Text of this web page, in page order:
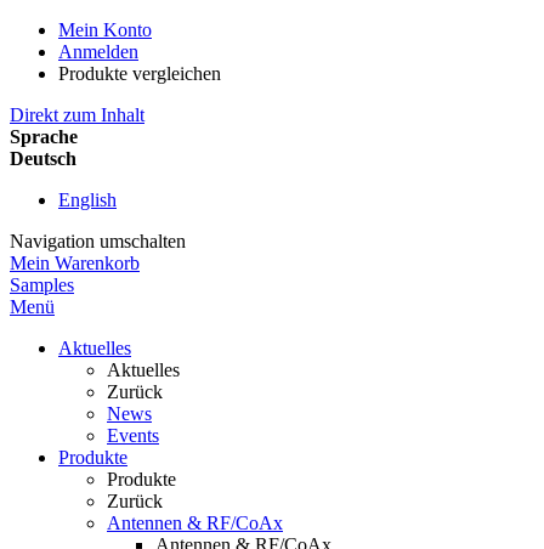
Mein Konto
Anmelden
Produkte vergleichen
Direkt zum Inhalt
Sprache
Deutsch
English
Navigation umschalten
Mein Warenkorb
Samples
Menü
Aktuelles
Aktuelles
Zurück
News
Events
Produkte
Produkte
Zurück
Antennen & RF/CoAx
Antennen & RF/CoAx